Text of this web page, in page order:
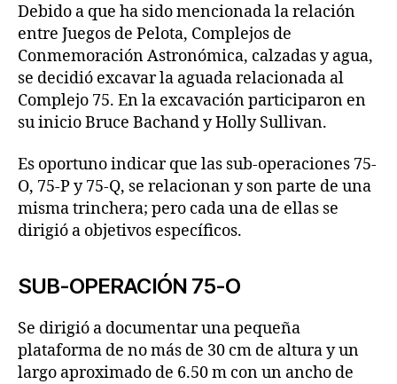
Debido a que ha sido mencionada la relación
entre Juegos de Pelota, Complejos de
Conmemoración Astronómica, calzadas y agua,
se decidió excavar la aguada relacionada al
Complejo 75. En la excavación participaron en
su inicio Bruce Bachand y Holly Sullivan.
Es oportuno indicar que las sub-operaciones 75-
O, 75-P y 75-Q, se relacionan y son parte de una
misma trinchera; pero cada una de ellas se
dirigió a objetivos específicos.
SUB-OPERACIÓN 75-O
Se dirigió a documentar una pequeña
plataforma de no más de 30 cm de altura y un
largo aproximado de 6.50 m con un ancho de